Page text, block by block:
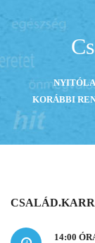
KORÁBBI
14:00